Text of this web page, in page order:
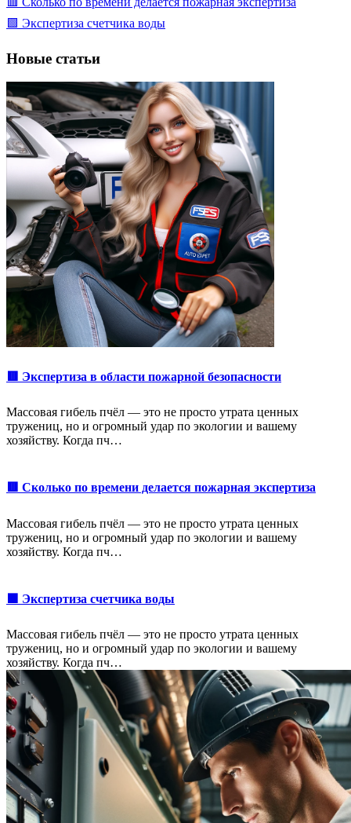
🟩 Экспертиза счетчика воды
Новые статьи
🟥 Экспертиза в области пожарной безопасности
Массовая гибель пчёл — это не просто утрата ценных
тружениц, но и огромный удар по экологии и вашему
хозяйству. Когда пч…
🟥 Сколько по времени делается пожарная экспертиза
Массовая гибель пчёл — это не просто утрата ценных
тружениц, но и огромный удар по экологии и вашему
хозяйству. Когда пч…
🟩 Экспертиза счетчика воды
Массовая гибель пчёл — это не просто утрата ценных
тружениц, но и огромный удар по экологии и вашему
хозяйству. Когда пч…